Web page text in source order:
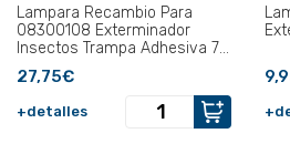
Lampara Recambio Para
08300108 Exterminador
Insectos Trampa Adhesiva 7
Watt..
27,75€
+detalles